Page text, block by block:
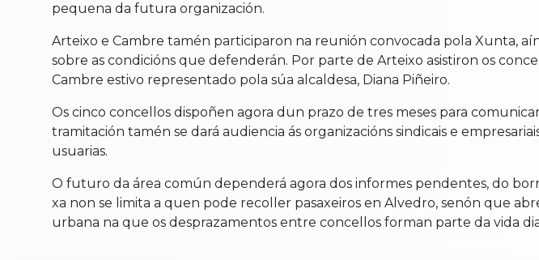
pequena da futura organización.
Arteixo e Cambre tamén participaron na reunión convocada pola Xunta,
sobre as condicións que defenderán. Por parte de Arteixo asistiron os
Cambre estivo representado pola súa alcaldesa, Diana Piñeiro.
Os cinco concellos dispoñen agora dun prazo de tres meses para
tramitación tamén se dará audiencia ás organizacións sindicais e
usuarias.
O futuro da área común dependerá agora dos informes pendentes, do
xa non se limita a quen pode recoller pasaxeiros en Alvedro, senón que
urbana na que os desprazamentos entre concellos forman parte da vida